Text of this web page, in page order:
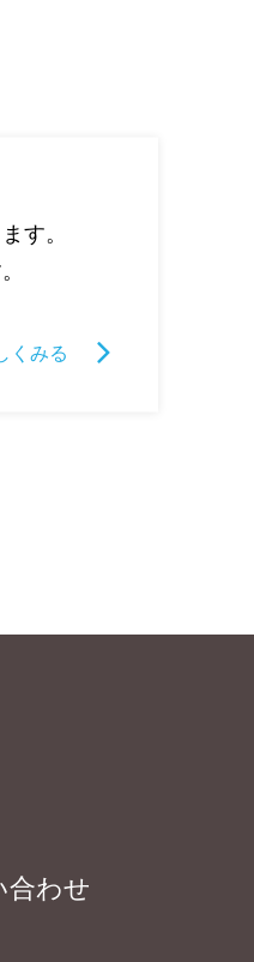
す。
くみる
合わせ